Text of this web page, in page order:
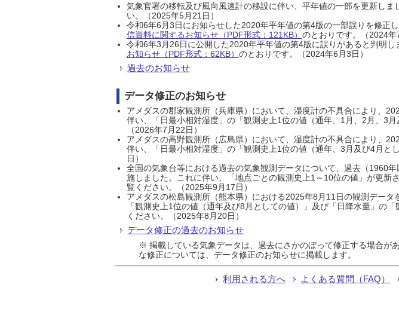
気象官署の移転及び風向風速計の移設に伴い、平年値の一部を更新しま
い。（2025年5月21日）
令和6年6月3日にお知らせした2020年平年値の第4版の一部誤りを修正
信資料に関するお知らせ（PDF形式：121KB） のとおりです。（2024年
令和6年3月26日に公開した2020年平年値の第4版に誤りがあると判明
お知らせ（PDF形式：62KB） のとおりです。（2024年6月3日）
過去のお知らせ
データ修正のお知らせ
アメダスの郡家観測所（兵庫県）において、湿度計の不具合により、
伴い、「日最小相対湿度」の「観測史上1位の値（通年、1月、2月、3
（2026年7月22日）
アメダスの高野観測所（広島県）において、湿度計の不具合により、
伴い、「日最小相対湿度」の「観測史上1位の値（通年、3月及び4月
日）
全国の気象台等における過去の気象観測データについて、過去（1960
施しました。これに伴い、「地点ごとの観測史上1～10位の値」が更新
覧ください。（2025年9月17日）
アメダスの松島観測所（熊本県）における2025年8月11日の観測デー
「観測史上1位の値（通年及び8月としての値）」及び「日降水量」の
ください。（2025年8月20日）
データ修正の過去のお知らせ
※ 掲載している気象データは、過去にさかのぼって修正する場合が
な修正については、データ修正のお知らせに掲載します。
利用される方へ よくある質問（FAQ）